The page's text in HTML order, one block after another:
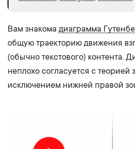
Вам знакома диаграмма
общую траекторию движения
(обычно текстового) контента.
неплохо согласуется с теорией
исключением нижней правой